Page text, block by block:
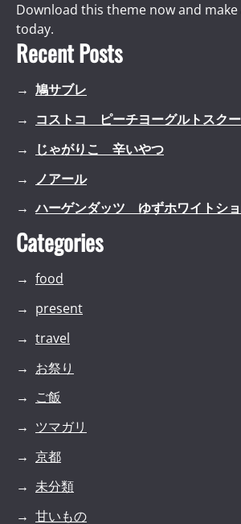
Download this theme now and
today.
Recent Posts
鳩サブレ
コストコ ピーチヨーグルトスク
じゃがりこ 辛いやつ
ノアール
ハーゲンダッツ ゆずホワイトシ
Categories
food
present
travel
お祭り
ご飯
ツマガリ
京都
未分類
甘いもの